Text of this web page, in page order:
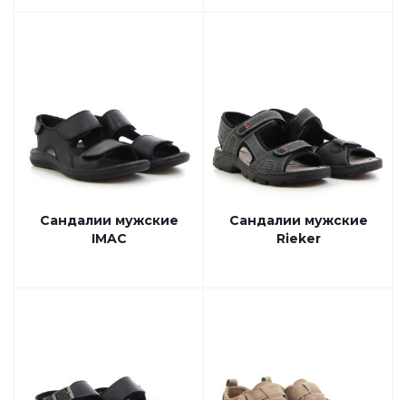
Сандалии мужские
IMAC
Сандалии мужские
Rieker